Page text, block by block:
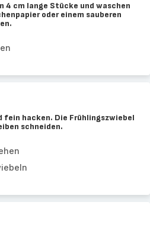
4 cm lange Stücke und waschen
oder einem sauberen
fein hacken. Die Frühlingszwiebel
schneiden.